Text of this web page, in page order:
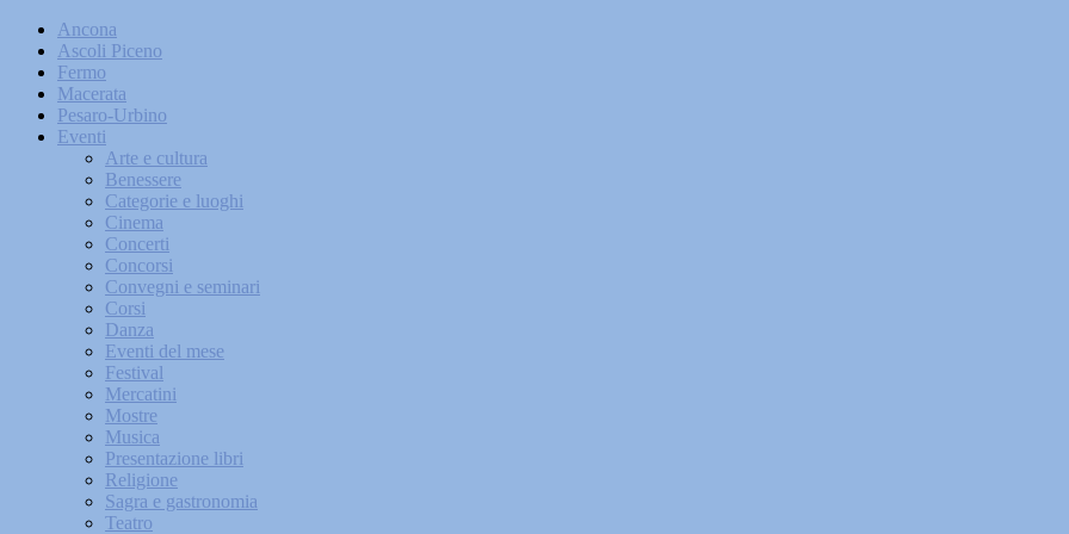
Ancona
Ascoli Piceno
Fermo
Macerata
Pesaro-Urbino
Eventi
Arte e cultura
Benessere
Categorie e luoghi
Cinema
Concerti
Concorsi
Convegni e seminari
Corsi
Danza
Eventi del mese
Festival
Mercatini
Mostre
Musica
Presentazione libri
Religione
Sagra e gastronomia
Teatro